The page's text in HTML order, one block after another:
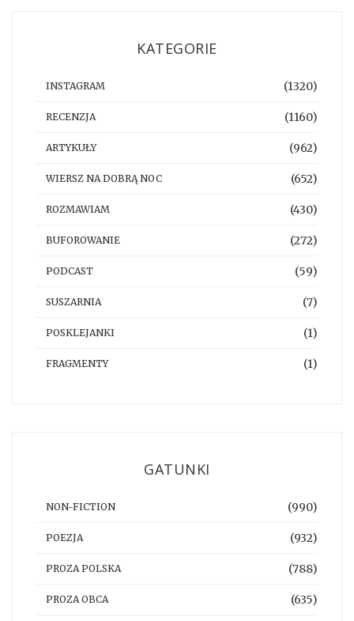
KATEGORIE
INSTAGRAM (1320)
RECENZJA (1160)
ARTYKUŁY (962)
WIERSZ NA DOBRĄ NOC (652)
ROZMAWIAM (430)
BUFOROWANIE (272)
PODCAST (59)
SUSZARNIA (7)
POSKLEJANKI (1)
FRAGMENTY (1)
GATUNKI
NON-FICTION (990)
POEZJA (932)
PROZA POLSKA (788)
PROZA OBCA (635)